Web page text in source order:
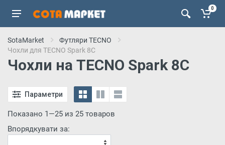
0
SotaMarket
Футляри TECNO
Чохли для TECNO Spark 8C
Чохли на TECNO Spark 8C
Параметри
Показано 1—25 из 25 товаров
Впорядкувати за: